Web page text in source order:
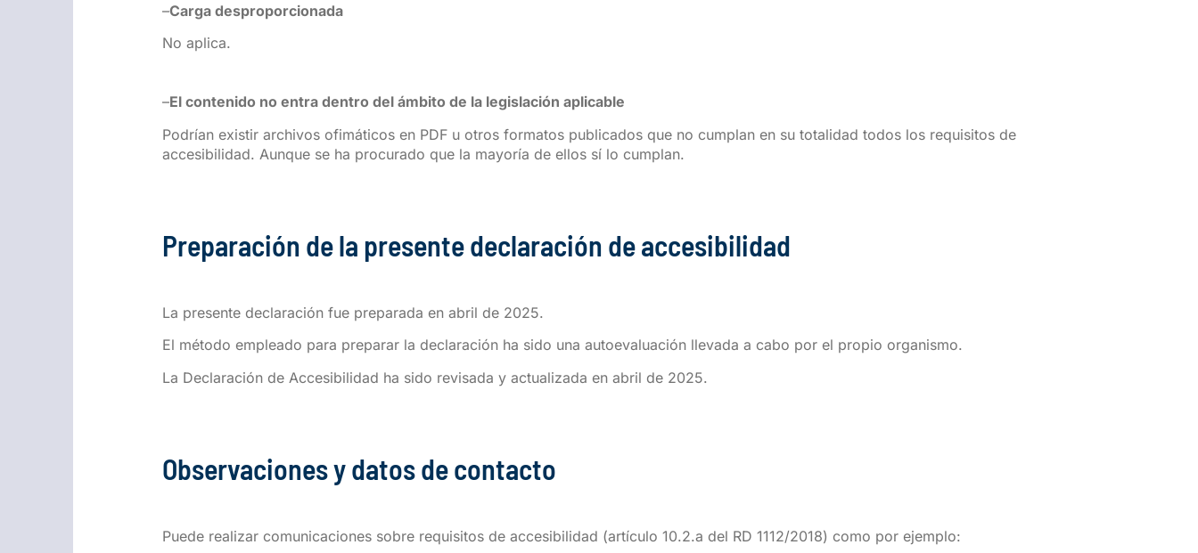
–Carga desproporcionada
No aplica.
–El contenido no entra dentro del ámbito de la legislación aplicable
Podrían existir archivos ofimáticos en PDF u otros formatos publicados que no cumplan en su totalidad todos los requisitos de
accesibilidad. Aunque se ha procurado que la mayoría de ellos sí lo cumplan.
Preparación de la presente declaración de accesibilidad
La presente declaración fue preparada en abril de 2025.
El método empleado para preparar la declaración ha sido una autoevaluación llevada a cabo por el propio organismo.
La Declaración de Accesibilidad ha sido revisada y actualizada en abril de 2025.
Observaciones y datos de contacto
Puede realizar comunicaciones sobre requisitos de accesibilidad (artículo 10.2.a del RD 1112/2018) como por ejemplo: